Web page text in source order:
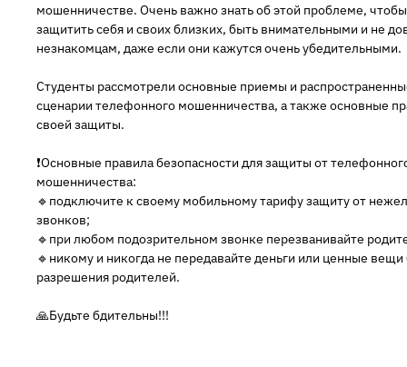
мошенничестве. Очень важно знать об этой проблеме,
защитить себя и своих близких, быть внимательными и не
незнакомцам, даже если они кажутся очень убедительными.
Студенты рассмотрели основные приемы и
сценарии телефонного мошенничества, а также основные
своей защиты.
❗Основные правила безопасности для защиты от
мошенничества:
🔹подключите к своему мобильному тарифу защиту от
звонков;
🔹при любом подозрительном звонке перезванивайте
🔹никому и никогда не передавайте деньги или ценные вещи
разрешения родителей.
🙏Будьте бдительны!!!